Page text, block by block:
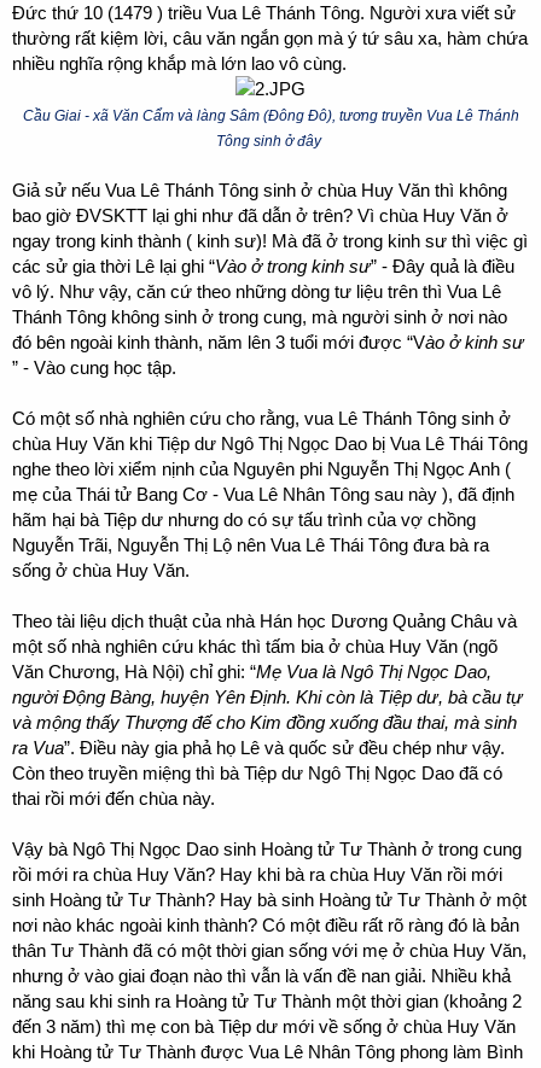
Đức thứ 10 (1479 ) triều Vua Lê Thánh Tông. Người xưa viết sử
thường rất kiệm lời, câu văn ngắn gọn mà ý tứ sâu xa, hàm chứa
nhiều nghĩa rộng khắp mà lớn lao vô cùng.
Cầu Giai - xã Văn Cẩm và làng Sâm (Đông Đô), tương truyền Vua Lê Thánh
Tông sinh ở đây
Giả sử nếu Vua Lê Thánh Tông sinh ở chùa Huy Văn thì không
bao giờ ĐVSKTT lại ghi như đã dẫn ở trên? Vì chùa Huy Văn ở
ngay trong kinh thành ( kinh sư)! Mà đã ở trong kinh sư thì việc gì
các sử gia thời Lê lại ghi “Vào ở trong kinh sư” - Đây quả là điều
vô lý. Như vậy, căn cứ theo những dòng tư liệu trên thì Vua Lê
Thánh Tông không sinh ở trong cung, mà người sinh ở nơi nào
đó bên ngoài kinh thành, năm lên 3 tuổi mới được “Vào ở kinh sư
” - Vào cung học tập.
Có một số nhà nghiên cứu cho rằng, vua Lê Thánh Tông sinh ở
chùa Huy Văn khi Tiệp dư Ngô Thị Ngọc Dao bị Vua Lê Thái Tông
nghe theo lời xiểm nịnh của Nguyên phi Nguyễn Thị Ngọc Anh (
mẹ của Thái tử Bang Cơ - Vua Lê Nhân Tông sau này ), đã định
hãm hại bà Tiệp dư nhưng do có sự tấu trình của vợ chồng
Nguyễn Trãi, Nguyễn Thị Lộ nên Vua Lê Thái Tông đưa bà ra
sống ở chùa Huy Văn.
Theo tài liệu dịch thuật của nhà Hán học Dương Quảng Châu và
một số nhà nghiên cứu khác thì tấm bia ở chùa Huy Văn (ngõ
Văn Chương, Hà Nội) chỉ ghi: “Mẹ Vua là Ngô Thị Ngọc Dao,
người Động Bàng, huyện Yên Định. Khi còn là Tiệp dư, bà cầu tự
và mộng thấy Thượng đế cho Kim đồng xuống đầu thai, mà sinh
ra Vua”. Điều này gia phả họ Lê và quốc sử đều chép như vậy.
Còn theo truyền miệng thì bà Tiệp dư Ngô Thị Ngọc Dao đã có
thai rồi mới đến chùa này.
Vậy bà Ngô Thị Ngọc Dao sinh Hoàng tử Tư Thành ở trong cung
rồi mới ra chùa Huy Văn? Hay khi bà ra chùa Huy Văn rồi mới
sinh Hoàng tử Tư Thành? Hay bà sinh Hoàng tử Tư Thành ở một
nơi nào khác ngoài kinh thành? Có một điều rất rõ ràng đó là bản
thân Tư Thành đã có một thời gian sống với mẹ ở chùa Huy Văn,
nhưng ở vào giai đoạn nào thì vẫn là vấn đề nan giải. Nhiều khả
năng sau khi sinh ra Hoàng tử Tư Thành một thời gian (khoảng 2
đến 3 năm) thì mẹ con bà Tiệp dư mới về sống ở chùa Huy Văn
khi Hoàng tử Tư Thành được Vua Lê Nhân Tông phong làm Bình